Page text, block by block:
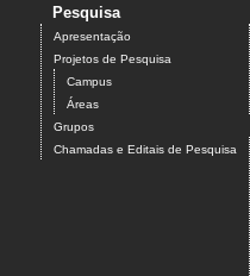
Pesquisa
Apresentação
Projetos de Pesquisa
Campus
Áreas
Grupos
Chamadas e Editais de Pesquisa